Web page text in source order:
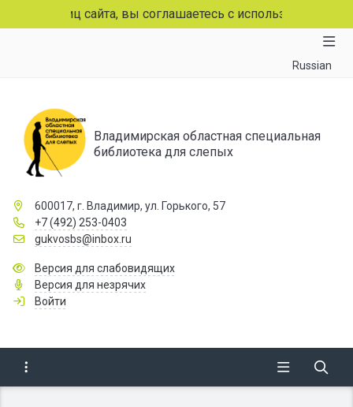
сайта, вы соглашаетесь с использованием
Russian
Владимирская областная специальная
библиотека для слепых
600017, г. Владимир, ул. Горького, 57
+7 (492) 253-0403
gukvosbs@inbox.ru
Версия для слабовидящих
Версия для незрячих
Войти